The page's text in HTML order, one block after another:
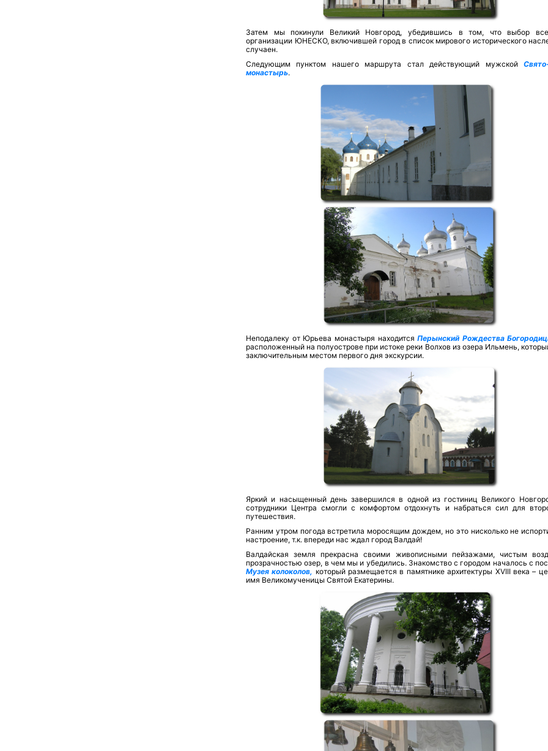
Затем мы покинули Великий Новгород, убедившись в том, что выбор
организации ЮНЕСКО, включившей город в список мирового исторического
случаен.
Следующим пунктом нашего маршрута стал действующий мужской
монастырь.
Неподалеку от Юрьева монастыря находитсяПерынский Рождества
расположенный на полуострове при истоке реки Волхов из озера Ильмень,
заключительным местом первого дня экскурсии.
Яркий и насыщенный день завершился в одной из гостиниц Великого
сотрудники Центра смогли с комфортом отдохнуть и набраться сил для
путешествия.
Ранним утром погода встретила моросящим дождем, но это нисколько не
настроение, т.к. впереди нас ждал город Валдай!
Валдайская земля прекрасна своими живописными пейзажами, чистым
прозрачностью озер, в чем мы и убедились. Знакомство с городом началось с
Музея колоколов, который размещается в памятнике архитектуры XVIII века –
имя Великомученицы Святой Екатерины.